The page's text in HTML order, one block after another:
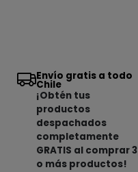
Envío gratis a todo
Chile
¡Obtén tus
productos
despachados
completamente
GRATIS al comprar 3
o más productos!